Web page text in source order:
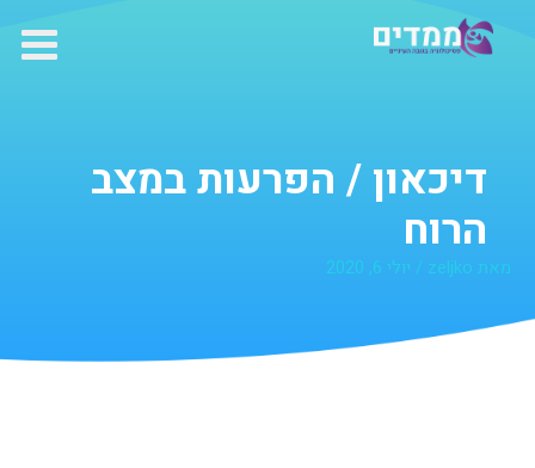
דיכאון / הפרעות במצב
הרוח
מאת zeljko
/ יולי 6, 2020